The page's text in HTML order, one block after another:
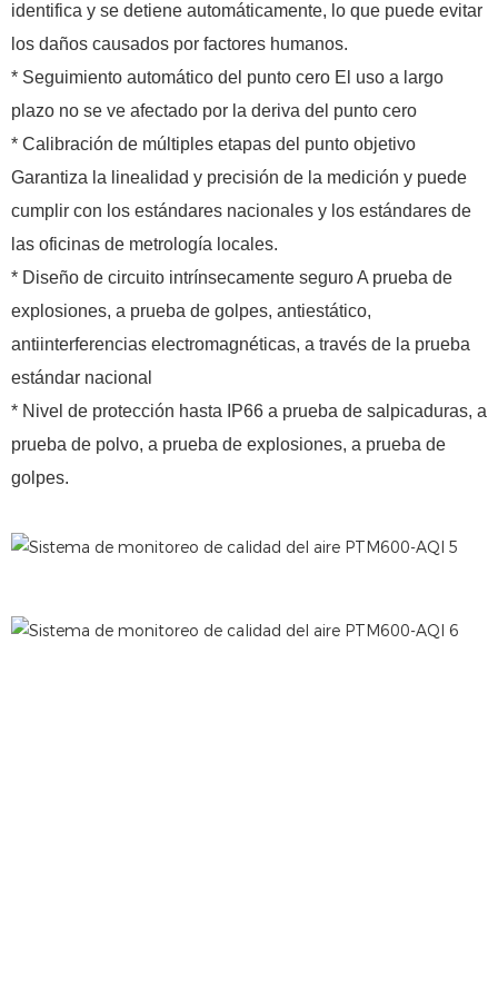
identifica y se detiene automáticamente, lo que puede evitar
los daños causados ​​por factores humanos.
* Seguimiento automático del punto cero El uso a largo
plazo no se ve afectado por la deriva del punto cero
* Calibración de múltiples etapas del punto objetivo
Garantiza la linealidad y precisión de la medición y puede
cumplir con los estándares nacionales y los estándares de
las oficinas de metrología locales.
* Diseño de circuito intrínsecamente seguro A prueba de
explosiones, a prueba de golpes, antiestático,
antiinterferencias electromagnéticas, a través de la prueba
estándar nacional
* Nivel de protección hasta IP66 a prueba de salpicaduras, a
prueba de polvo, a prueba de explosiones, a prueba de
golpes.